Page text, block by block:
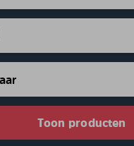
Toon producten